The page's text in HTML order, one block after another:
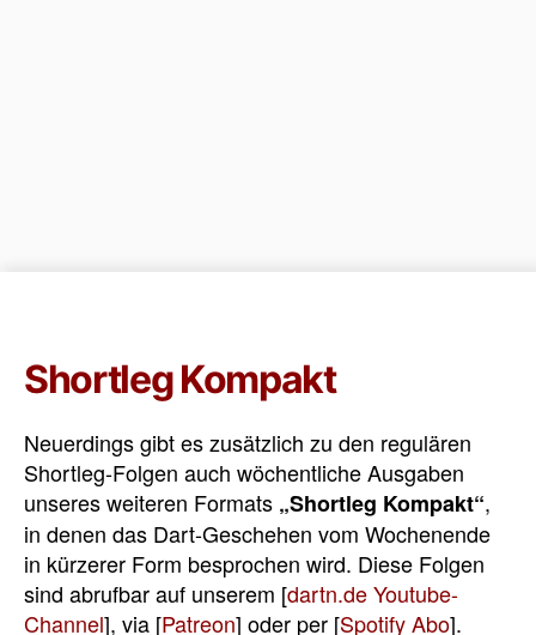
Shortleg Kompakt
Neuerdings gibt es zusätzlich zu den regulären
Shortleg-Folgen auch wöchentliche Ausgaben
unseres weiteren Formats „Shortleg Kompakt“,
in denen das Dart-Geschehen vom Wochenende
in kürzerer Form besprochen wird. Diese Folgen
sind abrufbar auf unserem [dartn.de Youtube-
Channel], via [Patreon] oder per [Spotify Abo].